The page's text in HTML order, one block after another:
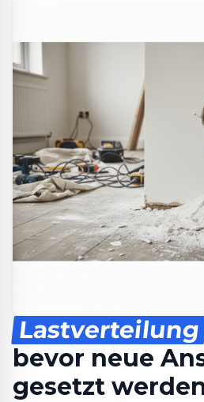
Lastverteilung
bevor neue
gesetzt